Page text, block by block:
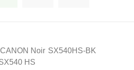
Noir SX540HS-BK
HS